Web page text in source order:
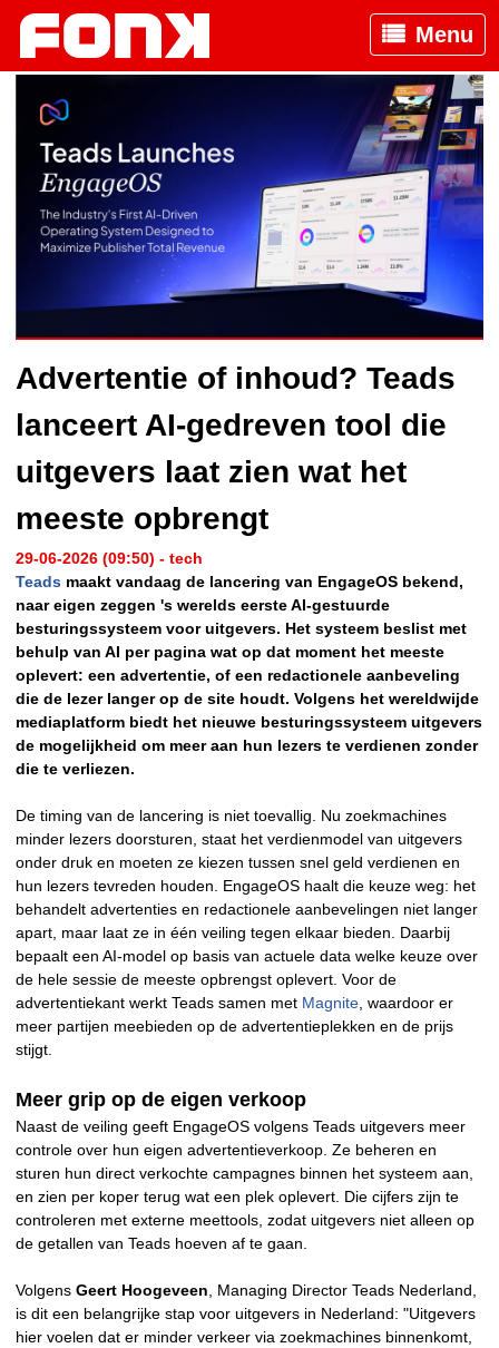
Menu
Advertentie of inhoud? Teads
lanceert AI-gedreven tool die
uitgevers laat zien wat het
meeste opbrengt
29-06-2026 (09:50) - tech
Teads maakt vandaag de lancering van EngageOS bekend,
naar eigen zeggen 's werelds eerste AI-gestuurde
besturingssysteem voor uitgevers. Het systeem beslist met
behulp van AI per pagina wat op dat moment het meeste
oplevert: een advertentie, of een redactionele aanbeveling
die de lezer langer op de site houdt. Volgens het wereldwijde
mediaplatform biedt het nieuwe besturingssysteem uitgevers
de mogelijkheid om meer aan hun lezers te verdienen zonder
die te verliezen.
De timing van de lancering is niet toevallig. Nu zoekmachines
minder lezers doorsturen, staat het verdienmodel van uitgevers
onder druk en moeten ze kiezen tussen snel geld verdienen en
hun lezers tevreden houden. EngageOS haalt die keuze weg: het
behandelt advertenties en redactionele aanbevelingen niet langer
apart, maar laat ze in één veiling tegen elkaar bieden. Daarbij
bepaalt een AI-model op basis van actuele data welke keuze over
de hele sessie de meeste opbrengst oplevert. Voor de
advertentiekant werkt Teads samen met Magnite, waardoor er
meer partijen meebieden op de advertentieplekken en de prijs
stijgt.
Meer grip op de eigen verkoop
Naast de veiling geeft EngageOS volgens Teads uitgevers meer
controle over hun eigen advertentieverkoop. Ze beheren en
sturen hun direct verkochte campagnes binnen het systeem aan,
en zien per koper terug wat een plek oplevert. Die cijfers zijn te
controleren met externe meettools, zodat uitgevers niet alleen op
de getallen van Teads hoeven af te gaan.
Volgens Geert Hoogeveen, Managing Director Teads Nederland,
is dit een belangrijke stap voor uitgevers in Nederland: "Uitgevers
hier voelen dat er minder verkeer via zoekmachines binnenkomt,